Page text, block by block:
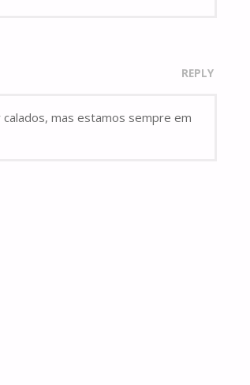
REPLY
mas estamos sempre em